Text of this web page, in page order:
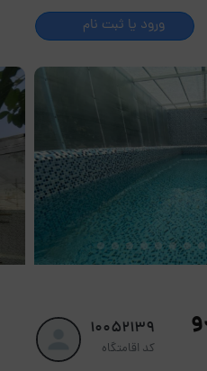
ورود یا ثبت نام
10052139
کد اقامتگاه